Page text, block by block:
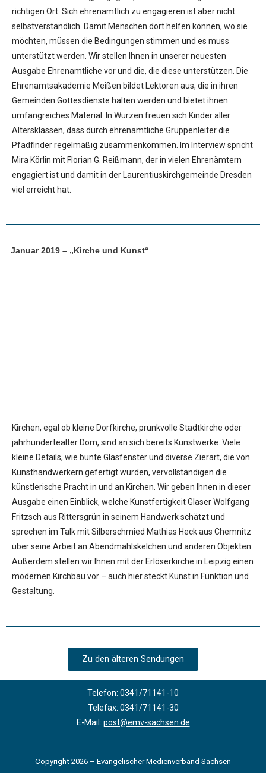
richtigen Ort. Sich ehrenamtlich zu engagieren ist aber nicht
selbstverständlich. Damit Menschen dort helfen können, wo sie
möchten, müssen die Bedingungen stimmen und es muss
unterstützt werden. Wir stellen Ihnen in unserer neuesten
Ausgabe Ehrenamtliche vor und die, die diese unterstützen. Die
Ehrenamtsakademie Meißen bildet Lektoren aus, die in ihren
Gemeinden Gottesdienste halten werden und bietet ihnen
umfangreiches Material. In Wurzen freuen sich Kinder aller
Altersklassen, dass durch ehrenamtliche Gruppenleiter die
Pfadfinder regelmäßig zusammenkommen. Im Interview spricht
Mira Körlin mit Florian G. Reißmann, der in vielen Ehrenämtern
engagiert ist und damit in der Laurentiuskirchgemeinde Dresden
viel erreicht hat.
Januar 2019 – „Kirche und Kunst“
Kirchen, egal ob kleine Dorfkirche, prunkvolle Stadtkirche oder
jahrhundertealter Dom, sind an sich bereits Kunstwerke. Viele
kleine Details, wie bunte Glasfenster und diverse Zierart, die von
Kunsthandwerkern gefertigt wurden, vervollständigen die
künstlerische Pracht in und an Kirchen. Wir geben Ihnen in dieser
Ausgabe einen Einblick, welche Kunstfertigkeit Glaser Wolfgang
Fritzsch aus Rittersgrün in seinem Handwerk schätzt und
sprechen im Talk mit Silberschmied Mathias Heck aus Chemnitz
über seine Arbeit an Abendmahlskelchen und anderen Objekten.
Außerdem stellen wir Ihnen mit der Erlöserkirche in Leipzig einen
modernen Kirchbau vor – auch hier steckt Kunst in Funktion und
Gestaltung.
Zu den älteren Sendungen
Telefon: 0341/71141-10
Telefax: 0341/71141-30
E-Mail: post@emv-sachsen.de
Copyright 2026 – Evangelischer Medienverband Sachsen